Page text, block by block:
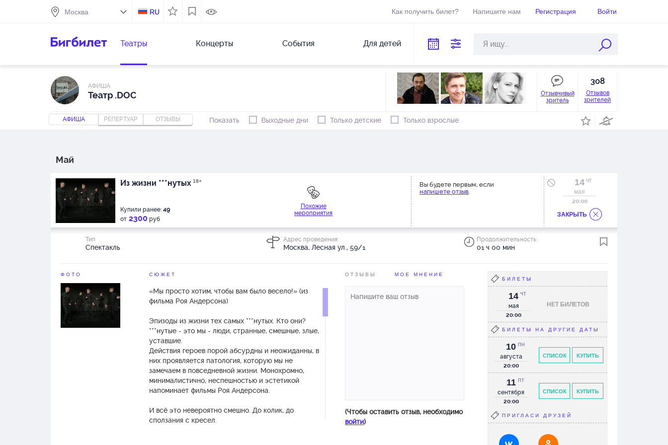
RU Как получить билет? Напишите нам Регистрация Войти
Театры Концерты События Для детей
АФИША
Театр .DOC
Отзывчивый
зритель
308
Отзывов
зрителей
АФИША РЕПЕРТУАР ОТЗЫВЫ Показать Выходные дни Только детские Только взрослые
Май
Из жизни ***нутых 18+
Купили ранее: 49
от 2300 руб
Похожие
мероприятия
Вы будете первым, если
напишете отзыв.
14 ЧТ
мая
20:00
Тип
Спектакль
Адрес проведения:
Москва, Лесная ул., 59/1
Продолжительность:
01 ч 00 мин
ЗАКРЫТЬ
ФОТО СЮЖЕТ
«Мы просто хотим, чтобы вам было весело!» (из
фильма Роя Андерсона)
Эпизоды из жизни тех самых ***нутых. Кто они?
***нутые - это мы - люди, странные, смешные, злые,
уставшие.
Действия героев порой абсурдны и неожиданны, в
них проявляется патология, которую мы не
замечаем в повседневной жизни. Монохромно,
минималистично, неспешностью и эстетикой
напоминает фильмы Роя Андерсона.
И всё это невероятно смешно. До колик, до
сползания с кресел.
ОТЗЫВЫ МОЕ МНЕНИЕ
(Чтобы оставить отзыв, необходимо
войти)
БИЛЕТЫ
НЕТ БИЛЕТОВ
14
мая
ЧТ
20:00
БИЛЕТЫ НА ДРУГИЕ ДАТЫ
КУПИТЬ
СПИСОК
10
августа
ПН
20:00
КУПИТЬ
СПИСОК
11
сентября
ПТ
20:00
ПРИГЛАСИ ДРУЗЕЙ